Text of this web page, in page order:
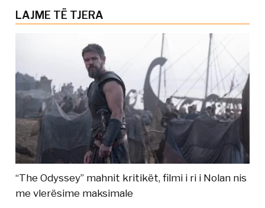
LAJME TË TJERA
“The Odyssey” mahnit kritikët, filmi i ri i Nolan nis
me vlerësime maksimale